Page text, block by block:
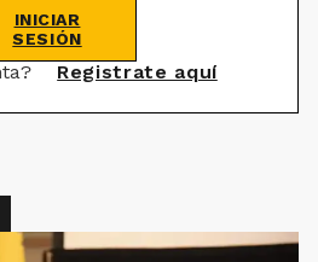
INICIAR
SESIÓN
Registrate aquí